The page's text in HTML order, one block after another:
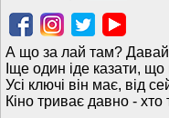
А що за лай там?
Іще один іде казати,
Усі ключі він має, від
Кіно триває давно - хто